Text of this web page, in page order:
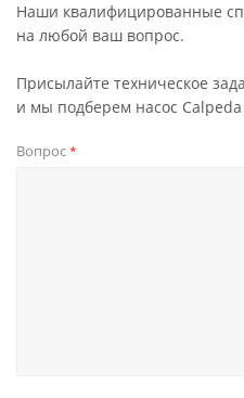
Наши квалифицированные
на любой ваш вопрос.
Присылайте техническое
и мы подберем насос
Вопрос*